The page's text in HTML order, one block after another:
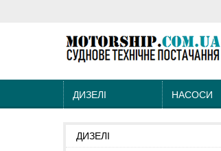
ДИЗЕЛІ НАСОСИ
ДИЗЕЛІ